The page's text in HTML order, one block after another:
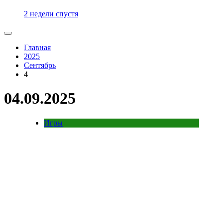
2 недели спустя
Главная
2025
Сентябрь
4
04.09.2025
Игры